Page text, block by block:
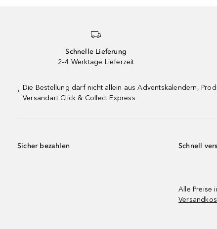
Schnelle Lieferung
2–4 Werktage Lieferzeit
¹
Die Bestellung darf nicht allein aus Adventskalendern,
Versandart Click & Collect Express
Sicher bezahlen Schnell
Alle Preise